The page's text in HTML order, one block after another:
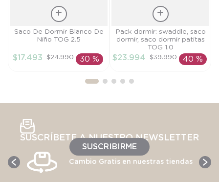
Talla
AÑADIR AL
Saco De Dormir Blanco De
Niño TOG 2.5
$17.493 $24.990 30 %
Talla
AÑADIR AL
Pack dormir: swaddle, saco
dormir, saco dormir patitas
TOG 1.0
$23.994 $39.990 40 %
SUSCRÍBETE A NUESTRO NEWSLETTER
SUSCRIBIRME
Cambio Gratis en nuestras tiendas